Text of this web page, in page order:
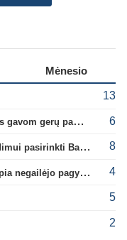
Mėnesio
13
A. Tapinas: „Iš europinio lygio komandos gavom gerų pamokų“ 6
Paaiškėjo, kas turėjo įtakos Rodri sprendimui pasirinkti Barselonos pusę 8
Argentinos federacijos prezidentas C. Tapia negailėjo pagyrų G. Infantino 4
5
2